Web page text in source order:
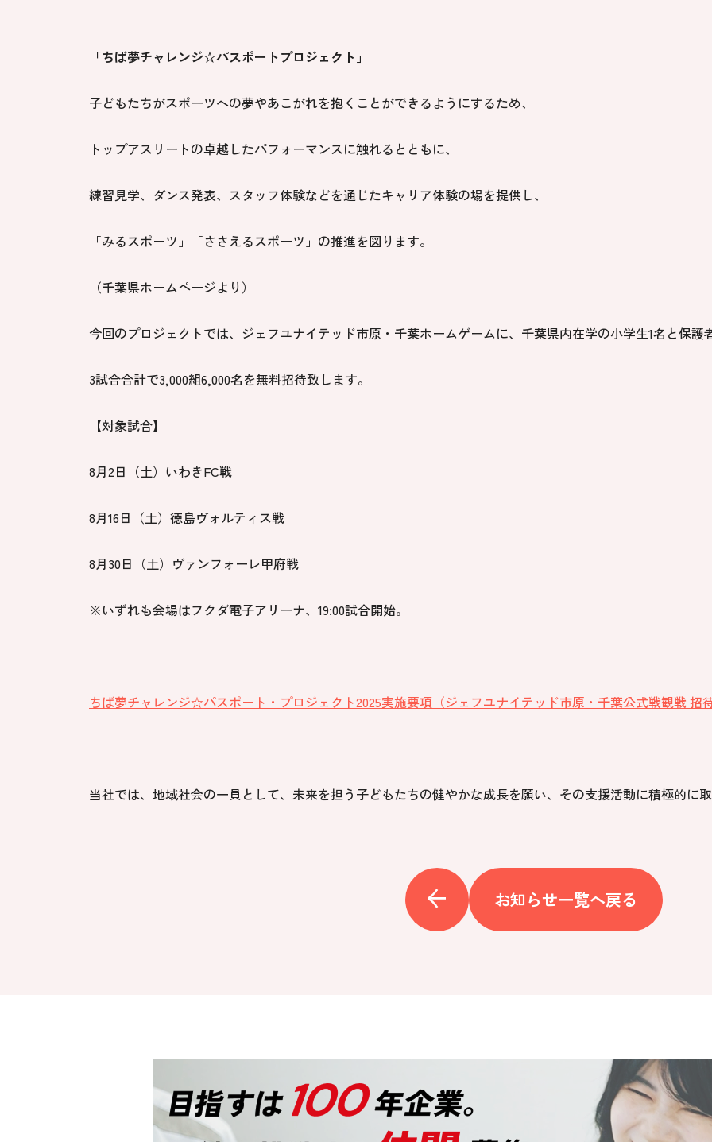
「ちば夢チャレンジ☆パスポートプロジェクト」
子どもたちがスポーツへの夢やあこがれを抱くことができるようにするため、
トップアスリートの卓越したパフォーマンスに触れるとともに、
練習見学、ダンス発表、スタッフ体験などを通じたキャリア体験の場を提供し、
「みるスポーツ」「ささえるスポーツ」の推進を図ります。
（千葉県ホームページより）
今回のプロジェクトでは、ジェフユナイテッド市原・千葉ホームゲームに、千葉県内在学の小学生1名と保護
3試合合計で3,000組6,000名を無料招待致します。
【対象試合】
8月2日（土）いわきFC戦
8月16日（土）徳島ヴォルティス戦
8月30日（土）ヴァンフォーレ甲府戦
※いずれも会場はフクダ電子アリーナ、19:00試合開始。
ちば夢チャレンジ☆パスポート・プロジェクト2025実施要項（ジェフユナイテッド市原・千葉公式戦観戦
当社では、地域社会の一員として、未来を担う子どもたちの健やかな成長を願い、その支援活動に積極的に取
お知らせ一覧へ戻る